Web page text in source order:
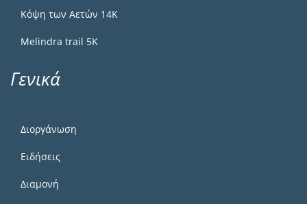
Κόψη των Αετών 14Κ
Melindra trail 5Κ
Γενικά
Διοργάνωση
Ειδήσεις
Διαμονή